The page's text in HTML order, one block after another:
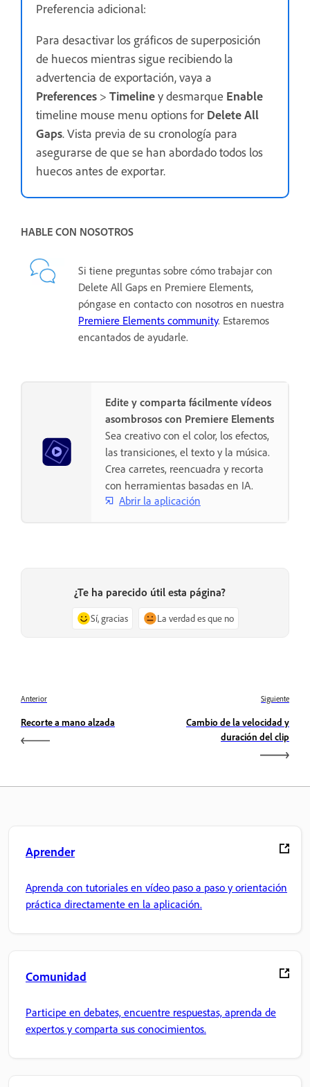
Preferencia adicional:
Para desactivar los gráficos de superposición
de huecos mientras sigue recibiendo la
advertencia de exportación, vaya a
Preferences > Timeliney desmarque Enable
timeline mouse menu options for Delete All
Gaps. Vista previa de su cronología para
asegurarse de que se han abordado todos los
huecos antes de exportar.
HABLE CON NOSOTROS
Si tiene preguntas sobre cómo trabajar con
Delete All Gaps en Premiere Elements,
póngase en contacto con nosotros en nuestra
Premiere Elements community. Estaremos
encantados de ayudarle.
Edite y comparta fácilmente vídeos
asombrosos con Premiere Elements
Sea creativo con el color, los efectos,
las transiciones, el texto y la música.
Crea carretes, reencuadra y recorta
con herramientas basadas en IA.
Abrir la aplicación
¿Te ha parecido útil esta página?
Sí, gracias La verdad es que no
Anterior
Recorte a mano alzada
Siguiente
Cambio de la velocidad y
duración del clip
Aprender
Aprenda con tutoriales en vídeo paso a paso y orientación
práctica directamente en la aplicación.
Comunidad
Participe en debates, encuentre respuestas, aprenda de
expertos y comparta sus conocimientos.